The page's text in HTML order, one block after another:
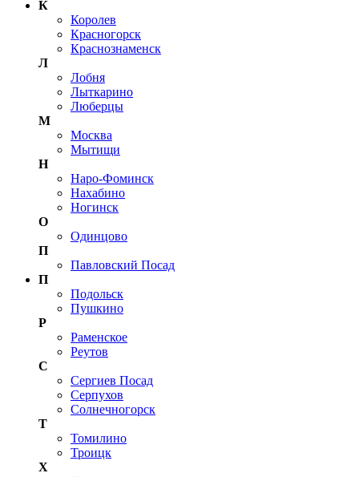
К
Королев
Красногорск
Краснознаменск
Л
Лобня
Лыткарино
Люберцы
М
Москва
Мытищи
Н
Наро-Фоминск
Нахабино
Ногинск
О
Одинцово
П
Павловский Посад
П
Подольск
Пушкино
Р
Раменское
Реутов
С
Сергиев Посад
Серпухов
Солнечногорск
Т
Томилино
Троицк
Х